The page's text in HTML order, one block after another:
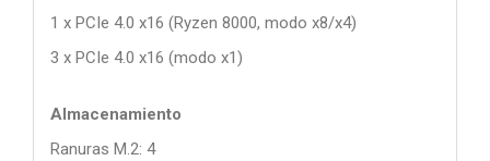
1 x PCIe 4.0 x16 (Ryzen 8000, modo x8/x4)
3 x PCIe 4.0 x16 (modo x1)
Almacenamiento
Ranuras M.2: 4